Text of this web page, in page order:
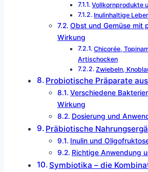
Vollkornprodukte
Inulinhaltige
Obst und Gemüse mit
Wirkung
Chicorée,
Artischocken
Zwiebeln,
Probiotische Präparate
Verschiedene
Wirkung
Dosierung und
Präbiotische
Inulin und
Richtige Anwendung
Symbiotika – die